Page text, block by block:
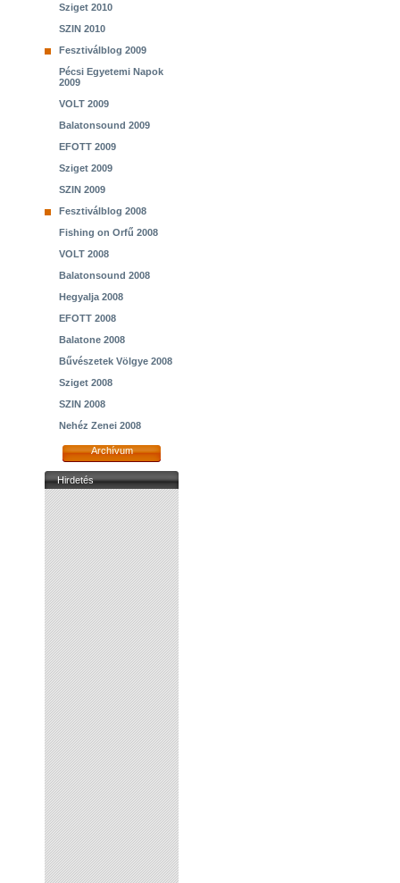
Sziget 2010
SZIN 2010
Fesztiválblog 2009
Pécsi Egyetemi Napok
2009
VOLT 2009
Balatonsound 2009
EFOTT 2009
Sziget 2009
SZIN 2009
Fesztiválblog 2008
Fishing on Orfű 2008
VOLT 2008
Balatonsound 2008
Hegyalja 2008
EFOTT 2008
Balatone 2008
Bűvészetek Völgye 2008
Sziget 2008
SZIN 2008
Nehéz Zenei 2008
Archívum
Hirdetés